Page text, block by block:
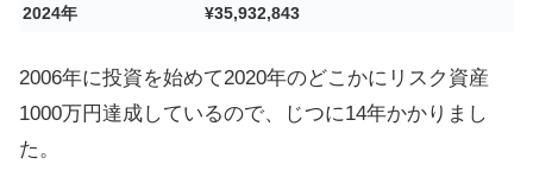
2024年
¥35,932,843
2006年に投資を始めて2020年のどこかにリスク資産
1000万円達成しているので、じつに14年かかりまし
た。